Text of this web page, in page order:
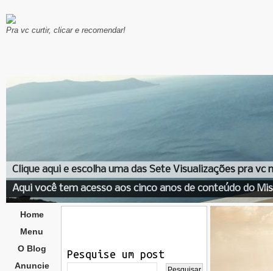
Pra vc curtir, clicar e recomendar!
Clique aqui e escolha uma das Sete Visualizações pra vc
Aqui você tem acesso aos cinco anos de conteúdo do
Home
Menu
O Blog
Anuncie
Pesquise um post